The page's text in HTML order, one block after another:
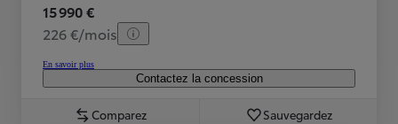
15 990 €
226 €/mois
En savoir plus
Contactez la concession
Comparez Sauvegardez